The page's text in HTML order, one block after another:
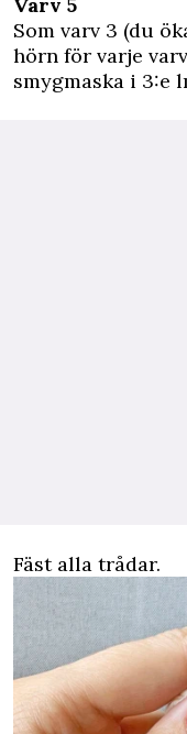
Varv 5
Som varv 3 (du
hörn för varje
smygmaska i 3:e
Fäst alla trådar.